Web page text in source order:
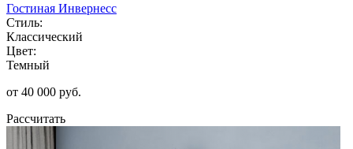
Гостиная Инвернесс
Стиль:
Классический
Цвет:
Темный
от 40 000 руб.
Рассчитать